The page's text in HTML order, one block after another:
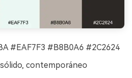
#EAF7F3 #B8B0A6 #2C2624
contemporáneo